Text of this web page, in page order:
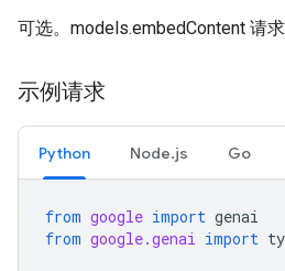
可选。models.embedContent 请求
示例请求
Python Node.js Go
from google import genai
from google.genai import